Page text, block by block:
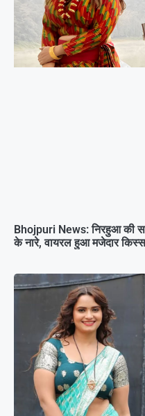
Bhojpuri News: निरहुआ की
के नारे, वायरल हुआ मजेदार